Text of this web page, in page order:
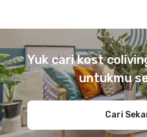
Yuk cari kost
untukmu
Cari